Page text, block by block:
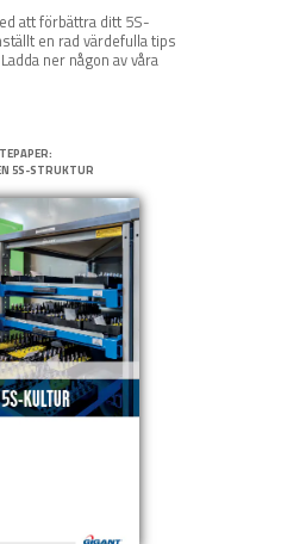
att förbättra ditt 5S-
en rad värdefulla tips
ner någon av våra
5S-STRUKTUR